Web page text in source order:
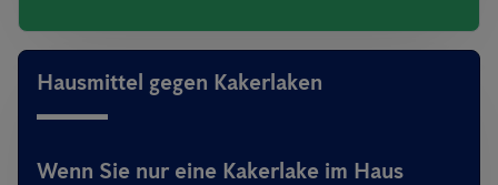
Hausmittel gegen Kakerlaken
Wenn Sie nur eine Kakerlake im Haus